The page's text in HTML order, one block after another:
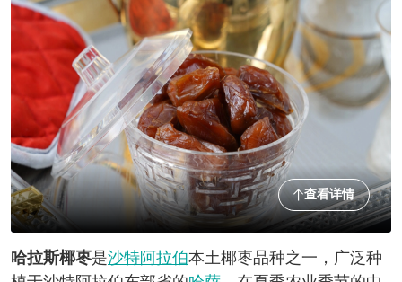
查看详情
哈拉斯椰枣是沙特阿拉伯本土椰枣品种之一，广泛种